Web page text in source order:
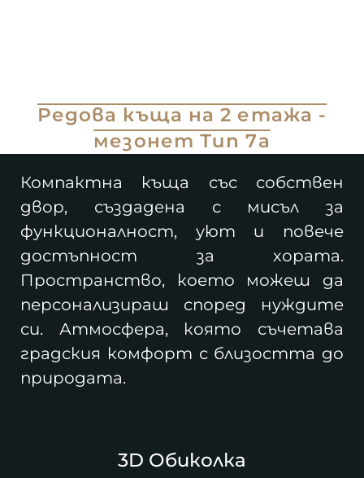
Редова къща на 2 етажа -
мезонет Тип 7а
Компактна къща със собствен
двор, създадена с мисъл за
функционалност, уют и повече
достъпност за хората.
Пространство, което можеш да
персонализираш според нуждите
си. Атмосфера, която съчетава
градския комфорт с близостта до
природата.
3D Обиколка